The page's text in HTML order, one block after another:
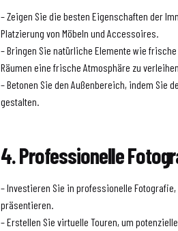
– Zeigen Sie die besten Eigenschaften der
Platzierung von Möbeln und Accessoires.
– Bringen Sie natürliche Elemente wie
Räumen eine frische Atmosphäre zu
– Betonen Sie den Außenbereich, indem Sie
gestalten.
4. Professionelle
– Investieren Sie in professionelle
präsentieren.
– Erstellen Sie virtuelle Touren, um